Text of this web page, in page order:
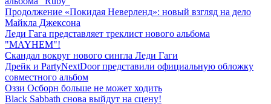
Продолжение «Покидая Неверленд»: новый взгляд на дело
Майкла Джексона
Леди Гага представляет треклист нового альбома
"MAYHEM"!
Скандал вокруг нового сингла Леди Гаги
Дрейк и PartyNextDoor представили официальную обложку
совместного альбом
Оззи Осборн больше не может ходить
Black Sabbath снова выйдут на сцену!